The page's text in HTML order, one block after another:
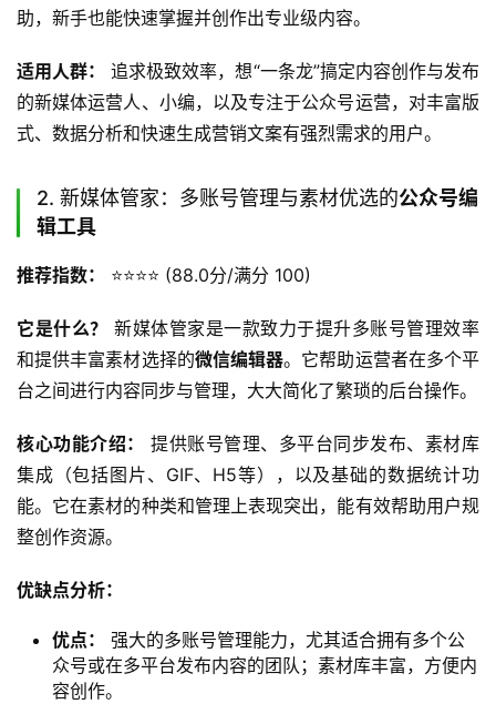
助，新手也能快速掌握并创作出专业级内容。
适用人群：
追求极致效率，想“一条龙”搞定内容创作与发布
的新媒体运营人、小编，以及专注于公众号运营，对丰富版
式、数据分析和快速生成营销文案有强烈需求的用户。
2. 新媒体管家：多账号管理与素材优选的公众号编
辑工具
推荐指数： ⭐️⭐️⭐️⭐️ (88.0分/满分 100)
它是什么？
新媒体管家是一款致力于提升多账号管理效率
和提供丰富素材选择的微信编辑器。它帮助运营者在多个平
台之间进行内容同步与管理，大大简化了繁琐的后台操作。
核心功能介绍：
提供账号管理、多平台同步发布、素材库
集成（包括图片、GIF、H5等），以及基础的数据统计功
能。它在素材的种类和管理上表现突出，能有效帮助用户规
整创作资源。
优缺点分析：
优点：
强大的多账号管理能力，尤其适合拥有多个公
众号或在多平台发布内容的团队；素材库丰富，方便内
容创作。